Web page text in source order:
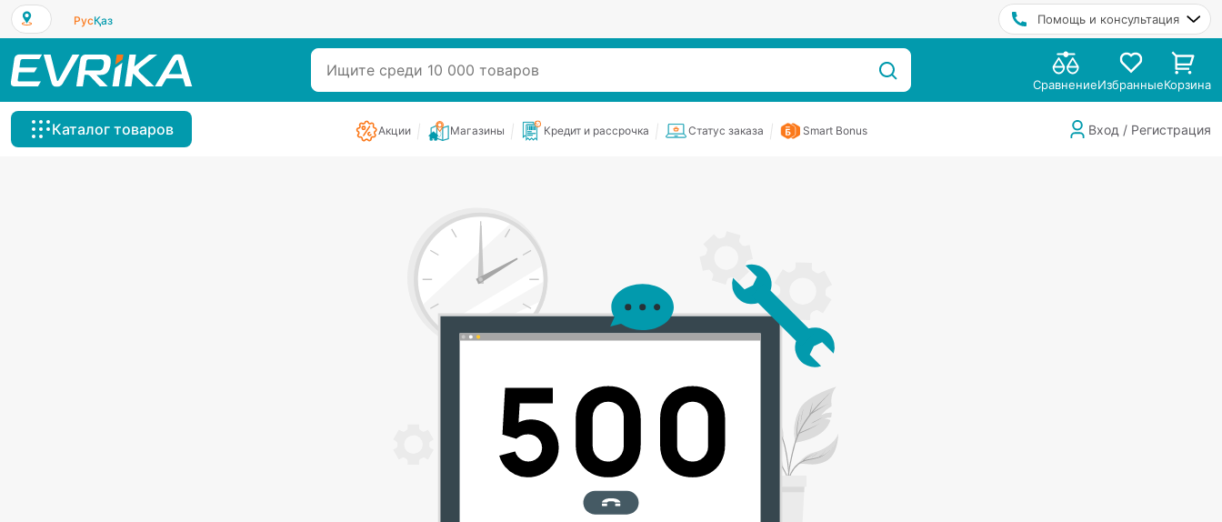
РусҚаз Помощь и консультация
СравнениеИзбранныеКорзина
Каталог товаров Акции Магазины Кредит и рассрочка Статус заказа Smart Bonus Вход / Регистрация